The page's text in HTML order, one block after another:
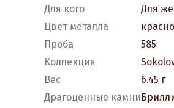
Для кого
Для
Цвет металла
Проба
585
Коллекция
Вес
6.45 г
Драгоценные камни